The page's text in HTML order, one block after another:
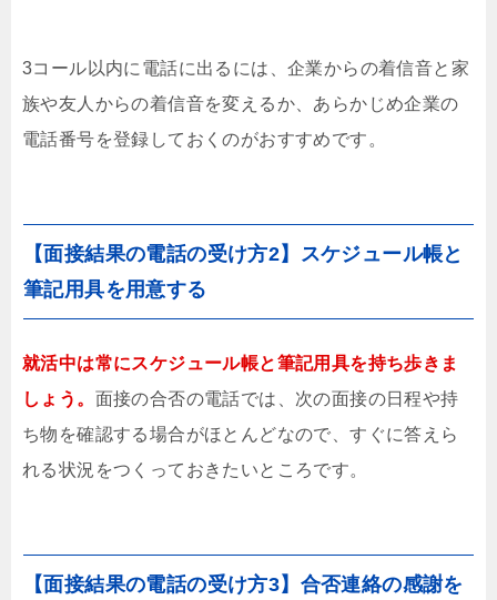
3コール以内に電話に出るには、企業からの着信音と家
族や友人からの着信音を変えるか、あらかじめ企業の
電話番号を登録しておくのがおすすめです。
【面接結果の電話の受け方2】スケジュール帳と
筆記用具を用意する
就活中は常にスケジュール帳と筆記用具を持ち歩きま
しょう。 面接の合否の電話では、次の面接の日程や持
ち物を確認する場合がほとんどなので、すぐに答えら
れる状況をつくっておきたいところです。
【面接結果の電話の受け方3】合否連絡の感謝を